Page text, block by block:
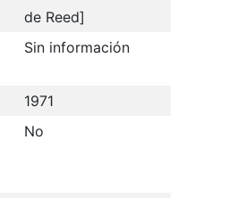
de Reed]
Sin información
1971
No